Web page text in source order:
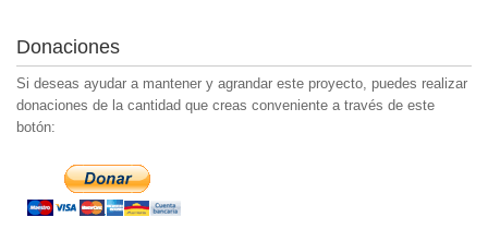
Donaciones
Si deseas ayudar a mantener y agrandar este proyecto, puedes realizar
donaciones de la cantidad que creas conveniente a través de este
botón: